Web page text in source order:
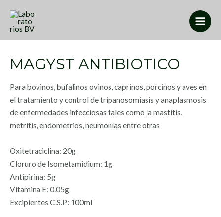
MAGYST ANTIBIOTICO
Para bovinos, bufalinos ovinos, caprinos, porcinos y aves en
el tratamiento y control de tripanosomiasis y anaplasmosis
de enfermedades infecciosas tales como la mastitis,
metritis, endometrios, neumonías entre otras
Oxitetraciclina: 20g
Cloruro de Isometamidium: 1g
Antipirina: 5g
Vitamina E: 0.05g
Excipientes C.S.P: 100ml